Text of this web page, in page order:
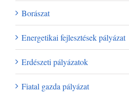
Borászat
Energetikai fejlesztések pályázat
Erdészeti pályázatok
Fiatal gazda pályázat